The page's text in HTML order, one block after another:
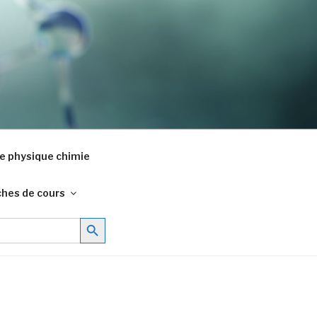
physique chimie
de cours
Search Button